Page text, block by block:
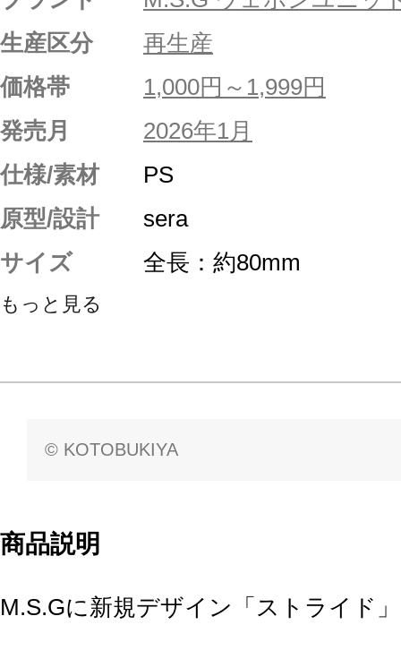
生産区分
再生産
価格帯
1,000円～1,999円
発売月
2026年1月
仕様/素材
PS
原型/設計
sera
サイズ
全長：約80mm
もっと見る
© KOTOBUKIYA
商品説明
M.S.Gに新規デザイン「ストライド